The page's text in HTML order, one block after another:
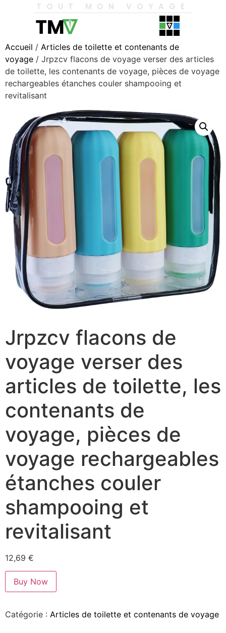
TOUT MON VOYAGE
Accueil / Articles de toilette et contenants de
voyage / Jrpzcv flacons de voyage verser des articles
de toilette, les contenants de voyage, pièces de voyage
rechargeables étanches couler shampooing et
revitalisant
Jrpzcv flacons de
voyage verser des
articles de toilette, les
contenants de
voyage, pièces de
voyage rechargeables
étanches couler
shampooing et
revitalisant
12,69 €
Buy Now
Catégorie : Articles de toilette et contenants de voyage